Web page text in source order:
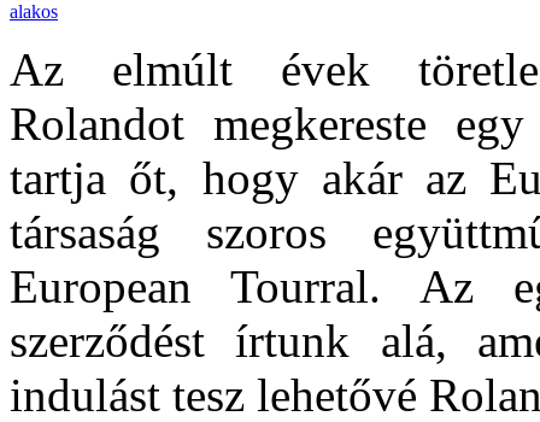
Az elmúlt évek
Rolandot megkereste
tartja őt, hogy akár az
társaság szoros
European Tourral. Az
szerződést írtunk alá,
indulást tesz lehetővé